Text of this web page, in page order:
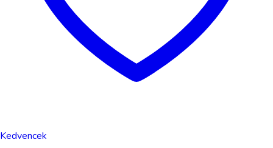
Kedvencek